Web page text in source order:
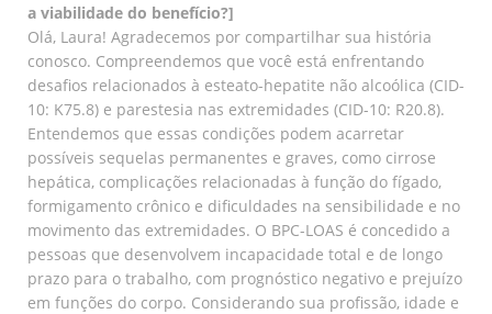
a viabilidade do benefício?]
Olá, Laura! Agradecemos por compartilhar sua história
conosco. Compreendemos que você está enfrentando
desafios relacionados à esteato-hepatite não alcoólica (CID-
10: K75.8) e parestesia nas extremidades (CID-10: R20.8).
Entendemos que essas condições podem acarretar
possíveis sequelas permanentes e graves, como cirrose
hepática, complicações relacionadas à função do fígado,
formigamento crônico e dificuldades na sensibilidade e no
movimento das extremidades. O BPC-LOAS é concedido a
pessoas que desenvolvem incapacidade total e de longo
prazo para o trabalho, com prognóstico negativo e prejuízo
em funções do corpo. Considerando sua profissão, idade e